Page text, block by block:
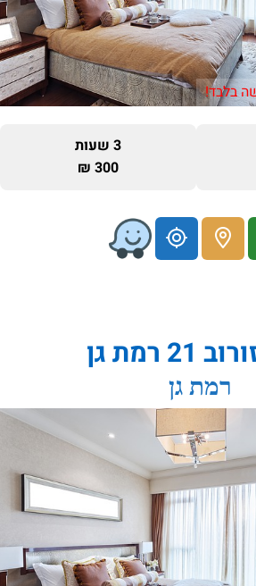
בלבד!
3 שעות
300 ₪
רמת גן
רמת גן